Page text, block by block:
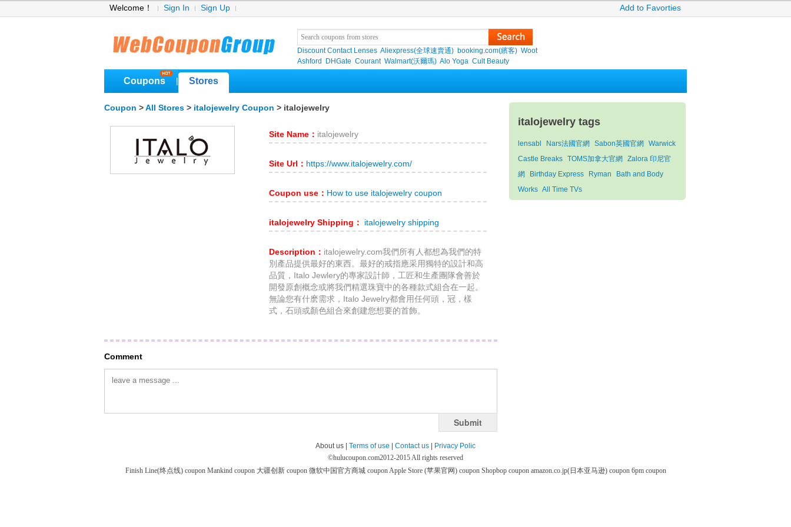
Welcome！ Sign In Sign Up Add to Favorties
Discount Contact Lenses Aliexpress(全球速賣通) booking.com(繽客) Woot
Ashford
DHGate Courant Walmart(沃爾瑪) Alo Yoga Cult Beauty
Coupons Stores
Coupon > All Stores > italojewelry Coupon > italojewelry
Site Name： italojewelry
Site Url： https://www.italojewelry.com/
Coupon use： How to use italojewelry coupon
italojewelry Shipping： italojewelry shipping
Description： italojewelry.com我們所有人都想為我們的特
別產品提供最好的東西。最好的戒指應采用獨特的設計和高
品質，Italo Jewlery的專家設計師，工匠和生產團隊會善於
開發原創概念或將我們精選珠寶中的各種款式組合在一起。
無論您有什麽需求，Italo Jewelry都會用任何頭，冠，樣
式，石頭或顏色組合來創建您想要的首飾。
Comment
Submit
italojewelry tags
lensabl Nars法國官網 Sabon英國官網
Warwick
Castle Breaks TOMS加拿大官網
Zalora 印尼官
網
Birthday Express Ryman
Bath and Body
Works All Time TVs
About us | Terms of use Contact us
Privacy Polic
©hulucoupon.com2012-2015 All rights reserved
Finish Line(终点线) coupon Mankind coupon 大疆创新 coupon 微软中国官方商城 couponApple Store (苹果官网) coupon Shopbop coupon amazon.co.jp(日本亚马逊) coupon 6pm coupon